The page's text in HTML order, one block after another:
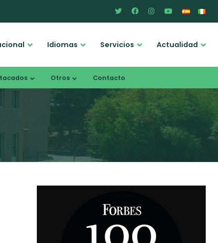
Idiomas Servicios Actualidad
Otros Contacto